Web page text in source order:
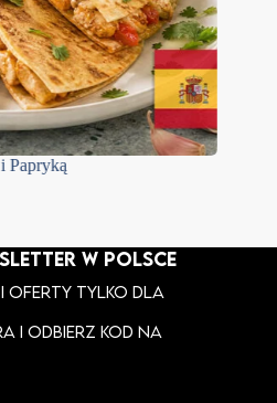
Papryką
W POLSCE
i oferty tylko dla
I ODBIERZ KOD NA